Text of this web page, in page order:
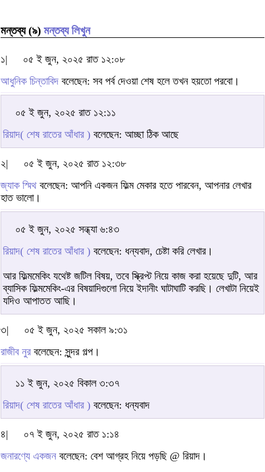
মন্তব্য (৯) মন্তব্য লিখুন
১|
০৫ ই জুন, ২০২৫ রাত ১২:০৮
আধুনিক চিন্তাবিদ বলেছেন: সব পর্ব দেওয়া শেষ হলে তখন হয়তো পরবো।
০৫ ই জুন, ২০২৫ রাত ১২:১১
রিয়াদ( শেষ রাতের আঁধার ) বলেছেন: আচ্ছা ঠিক আছে
২|
০৫ ই জুন, ২০২৫ রাত ১২:৩৮
জ্যাক স্মিথ বলেছেন: আপনি একজন ফিল্ম মেকার হতে পারবেন, আপনার লেখার
হাত ভালো।
০৫ ই জুন, ২০২৫ সন্ধ্যা ৬:৪৩
রিয়াদ( শেষ রাতের আঁধার ) বলেছেন: ধন্যবাদ, চেষ্টা করি লেখার।
আর ফিল্মমেকিং যথেষ্ট জটিল বিষয়, তবে স্ক্রিপ্ট নিয়ে কাজ করা হয়েছে দুটি, আর
ব্যাসিক ফিল্মমেকিং-এর বিষয়াদিগুলো নিয়ে ইদানীং ঘাটাঘাটি করছি। লেখাটা নিয়েই
যদিও আপাতত আছি।
৩|
০৫ ই জুন, ২০২৫ সকাল ৯:৩১
রাজীব নুর বলেছেন: সুন্দর গল্প।
১১ ই জুন, ২০২৫ বিকাল ৩:৩৭
রিয়াদ( শেষ রাতের আঁধার ) বলেছেন: ধন্যবাদ
৪|
০৭ ই জুন, ২০২৫ রাত ১:১৪
জনারণ্যে একজন বলেছেন: বেশ আগ্রহ নিয়ে পড়ছি @ রিয়াদ।